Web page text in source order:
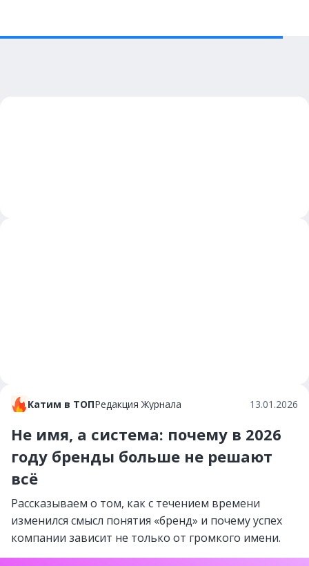
Катим в ТОПРедакция Журнала 13.01.2026
Не имя, а система: почему в 2026
году бренды больше не решают
всё
Рассказываем о том, как с течением времени
изменился смысл понятия «бренд» и почему успех
компании зависит не только от громкого имени.